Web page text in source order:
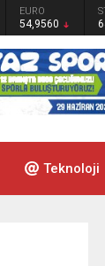
EURO
54,9560
Teknoloji